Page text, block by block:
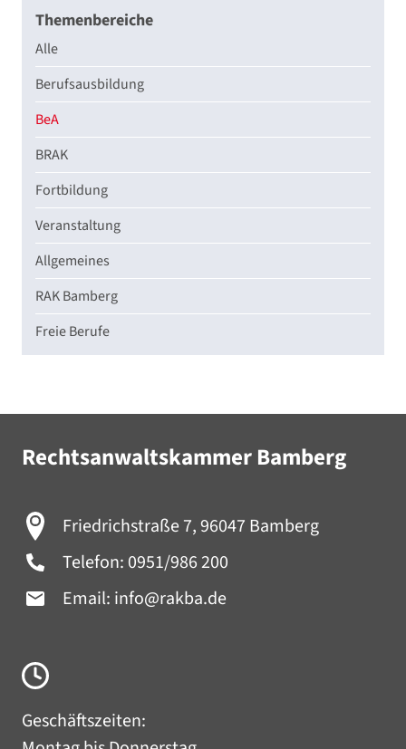
Themenbereiche
Alle
Berufsausbildung
BeA
BRAK
Fortbildung
Veranstaltung
Allgemeines
RAK Bamberg
Freie Berufe
Rechtsanwaltskammer Bamberg
Friedrichstraße 7, 96047 Bamberg
Telefon: 0951/986 200
Email: info@rakba.de
Geschäftszeiten: